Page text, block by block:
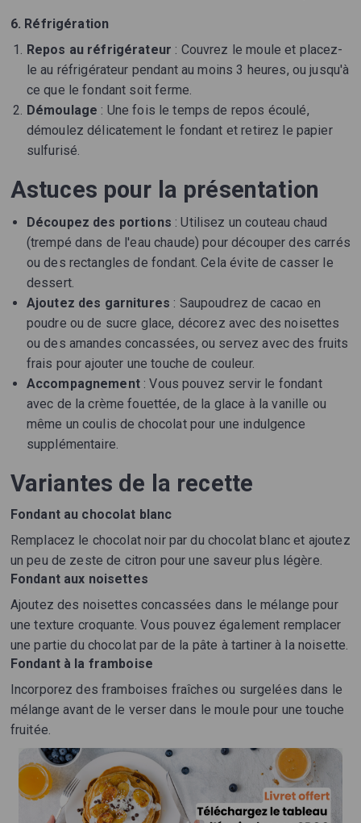
6. Réfrigération
Repos au réfrigérateur : Couvrez le moule et placez-
le au réfrigérateur pendant au moins 3 heures, ou jusqu'à
ce que le fondant soit ferme.
Démoulage : Une fois le temps de repos écoulé,
démoulez délicatement le fondant et retirez le papier
sulfurisé.
Astuces pour la présentation
Découpez des portions : Utilisez un couteau chaud
(trempé dans de l'eau chaude) pour découper des carrés
ou des rectangles de fondant. Cela évite de casser le
dessert.
Ajoutez des garnitures : Saupoudrez de cacao en
poudre ou de sucre glace, décorez avec des noisettes
ou des amandes concassées, ou servez avec des fruits
frais pour ajouter une touche de couleur.
Accompagnement: Vous pouvez servir le fondant
avec de la crème fouettée, de la glace à la vanille ou
même un coulis de chocolat pour une indulgence
supplémentaire.
Variantes de la recette
Fondant au chocolat blanc
Remplacez le chocolat noir par du chocolat blanc et ajoutez
un peu de zeste de citron pour une saveur plus légère.
Fondant aux noisettes
Ajoutez des noisettes concassées dans le mélange pour
une texture croquante. Vous pouvez également remplacer
une partie du chocolat par de la pâte à tartiner à la noisette.
Fondant à la framboise
Incorporez des framboises fraîches ou surgelées dans le
mélange avant de le verser dans le moule pour une touche
fruitée.